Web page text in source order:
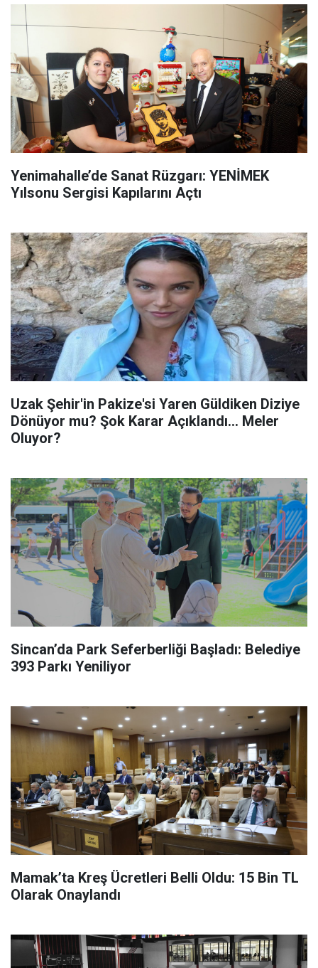
Yenimahalle’de Sanat Rüzgarı: YENİMEK
Yılsonu Sergisi Kapılarını Açtı
Uzak Şehir'in Pakize'si Yaren Güldiken Diziye
Dönüyor mu? Şok Karar Açıklandı... Meler
Oluyor?
Sincan’da Park Seferberliği Başladı: Belediye
393 Parkı Yeniliyor
Mamak’ta Kreş Ücretleri Belli Oldu: 15 Bin TL
Olarak Onaylandı